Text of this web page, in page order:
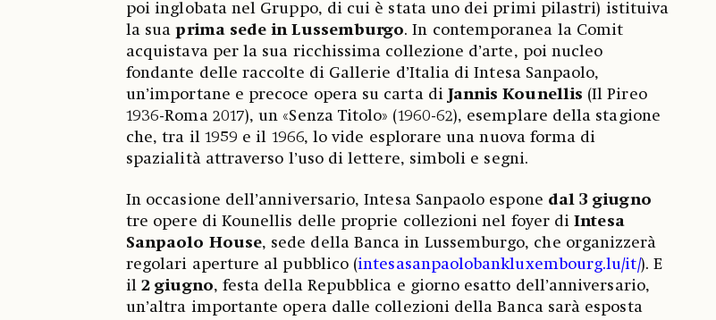
poi inglobata nel Gruppo, di cui è stata uno dei primi pilastri) istituiva
la suaprima sede in Lussemburgo. In contemporanea la Comit
acquistava per la sua ricchissima collezione d’arte, poi nucleo
fondante delle raccolte di Gallerie d’Italia di Intesa Sanpaolo,
un’importane e precoce opera su carta di Jannis Kounellis (Il Pireo
1936-Roma 2017), un «Senza Titolo» (1960-62), esemplare della stagione
che, tra il 1959 e il 1966, lo vide esplorare una nuova forma di
spazialità attraverso l’uso di lettere, simboli e segni.
In occasione dell’anniversario, Intesa Sanpaolo espone dal 3 giugno
tre opere di Kounellis delle proprie collezioni nel foyer diIntesa
Sanpaolo House, sede della Banca in Lussemburgo, che organizzerà
regolari aperture al pubblico (intesasanpaolobankluxembourg.lu/it/). E
il2 giugno, festa della Repubblica e giorno esatto dell’anniversario,
un’altra importante opera dalle collezioni della Banca sarà esposta